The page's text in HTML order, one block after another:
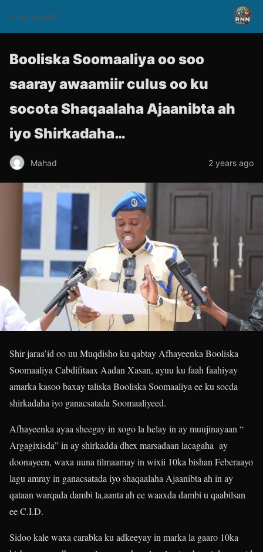
rnnsomalitv
Booliska Soomaaliya oo soo
saaray awaamiir culus oo ku
socota Shaqaalaha Ajaanibta ah
iyo Shirkadaha…
Mahad 2 years ago
Shir jaraa’id oo uu Muqdisho ku qabtay Afhayeenka Booliska
Soomaaliya Cabdifitaax Aadan Xasan, ayuu ku faah faahiyay
amarka kasoo baxay taliska Booliska Soomaaliya ee ku socda
shirkadaha iyo ganacsatada Soomaaliyeed.
Afhayeenka ayaa sheegay in xogo la helay in ay muujinayaan “
Argagixisda” in ay shirkadda dhex marsadaan lacagaha ay
doonayeen, waxa uuna tilmaamay in wixii 10ka bishan Feberaayo
lagu amray in ganacsatada iyo shaqaalaha Ajaanibta ah in ay
qataan warqada dambi la,aanta ah ee waaxda dambi u qaabilsan
ee C.I.D.
Sidoo kale waxa carabka ku adkeeyay in marka la gaaro 10ka